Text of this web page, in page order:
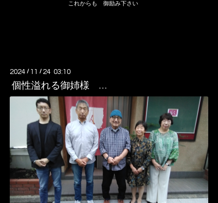
これからも 御励み下さい
2024 / 11 / 24 03:10
個性溢れる御姉様 …